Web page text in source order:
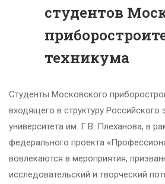
студентов
техникума
Студенты Московского
входящего в структуру Российского
университета им. Г.В. Плеханова, в
федерального проекта
вовлекаются в мероприятия,
исследовательский и творческий